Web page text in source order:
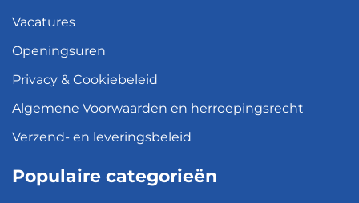
Vacatures
Openingsuren
Privacy & Cookiebeleid
Algemene Voorwaarden en herroepingsrecht
Verzend- en leveringsbeleid
Populaire categorieën